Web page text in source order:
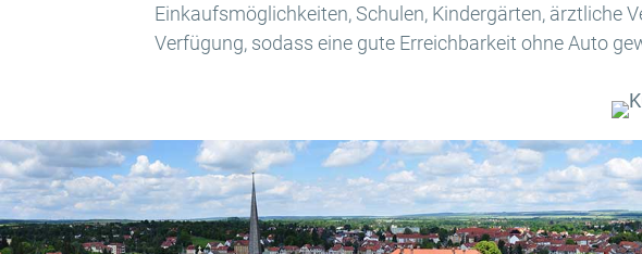
Einkaufsmöglichkeiten, Schulen, Kindergärten, ärztliche
Verfügung, sodass eine gute Erreichbarkeit ohne Auto